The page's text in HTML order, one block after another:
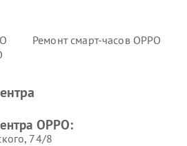
Ремонт смарт-часов OPPO
OPPO:
74/8